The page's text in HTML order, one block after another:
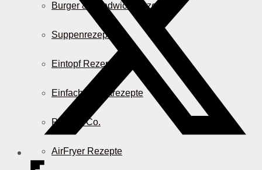
Burger & Sandwich Rezepte
Suppenrezepte
Eintopf Rezepte
Einfache Salatrezepte
Pizza & Co.
AirFryer Rezepte